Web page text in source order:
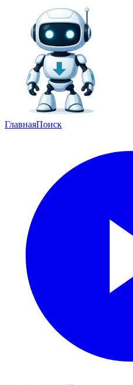
ГлавнаяПоиск